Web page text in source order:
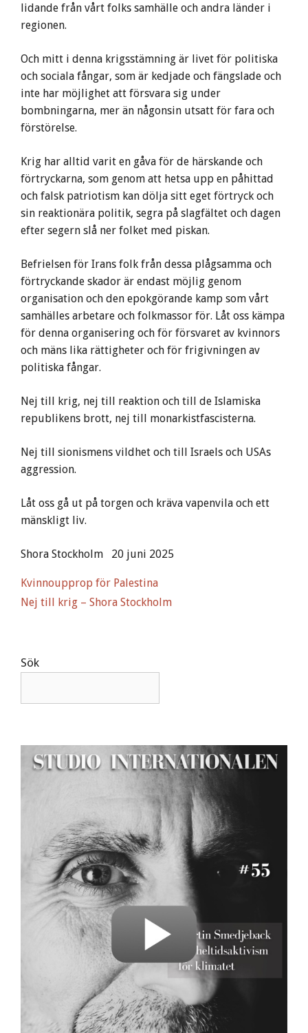
lidande från vårt folks samhälle och andra länder i
regionen.
Och mitt i denna krigsstämning är livet för politiska
och sociala fångar, som är kedjade och fängslade och
inte har möjlighet att försvara sig under
bombningarna, mer än någonsin utsatt för fara och
förstörelse.
Krig har alltid varit en gåva för de härskande och
förtryckarna, som genom att hetsa upp en påhittad
och falsk patriotism kan dölja sitt eget förtryck och
sin reaktionära politik, segra på slagfältet och dagen
efter segern slå ner folket med piskan.
Befrielsen för Irans folk från dessa plågsamma och
förtryckande skador är endast möjlig genom
organisation och den epokgörande kamp som vårt
samhälles arbetare och folkmassor för. Låt oss kämpa
för denna organisering och för försvaret av kvinnors
och mäns lika rättigheter och för frigivningen av
politiska fångar.
Nej till krig, nej till reaktion och till de Islamiska
republikens brott, nej till monarkistfascisterna.
Nej till sionismens vildhet och till Israels och USAs
aggression.
Låt oss gå ut på torgen och kräva vapenvila och ett
mänskligt liv.
Shora Stockholm 20 juni 2025
Kvinnoupprop för Palestina
Nej till krig – Shora Stockholm
Sök